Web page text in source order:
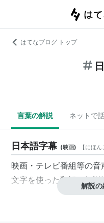
はてなブログ トップ
言葉の解説 ネットで
日本語字幕 (映画) 【にほん
映画・テレビ番組等の
文字を使った翻訳・解説
解説